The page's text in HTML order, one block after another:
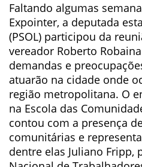
Faltando algumas
Expointer, a deputada
(PSOL) participou da
vereador Roberto
demandas e
atuarão na cidade onde
região metropolitana. O
na Escola das
contou com a presença
comunitárias e
dentre elas Juliano Fripp,